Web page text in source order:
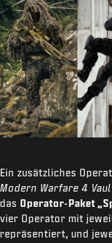
Ein zusätzliches
Modern Warfare 4
das Operator-Paket
vier Operator mit
repräsentiert, und